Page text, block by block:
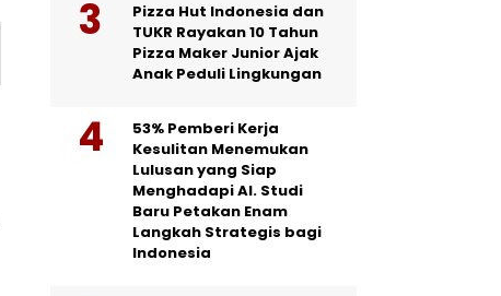
Pizza Hut Indonesia dan
TUKR Rayakan 10 Tahun
Pizza Maker Junior Ajak
Anak Peduli Lingkungan
53% Pemberi Kerja
Kesulitan Menemukan
Lulusan yang Siap
Menghadapi AI. Studi
Baru Petakan Enam
Langkah Strategis bagi
Indonesia